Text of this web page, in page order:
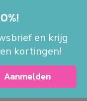
en krijg
kortingen!
Aanmelden